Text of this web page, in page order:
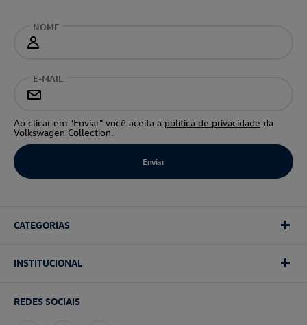
NOME
E-MAIL
Ao clicar em "Enviar" você aceita a política de privacidade da
Volkswagen Collection.
CATEGORIAS
INSTITUCIONAL
REDES SOCIAIS